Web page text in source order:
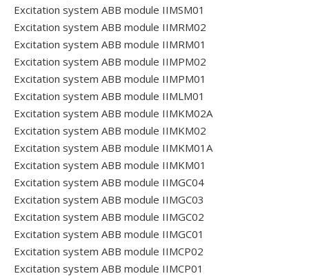
Excitation system ABB module IIMSM01
Excitation system ABB module IIMRM02
Excitation system ABB module IIMRM01
Excitation system ABB module IIMPM02
Excitation system ABB module IIMPM01
Excitation system ABB module IIMLM01
Excitation system ABB module IIMKM02A
Excitation system ABB module IIMKM02
Excitation system ABB module IIMKM01A
Excitation system ABB module IIMKM01
Excitation system ABB module IIMGC04
Excitation system ABB module IIMGC03
Excitation system ABB module IIMGC02
Excitation system ABB module IIMGC01
Excitation system ABB module IIMCP02
Excitation system ABB module IIMCP01